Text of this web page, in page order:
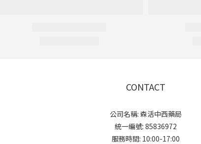
CONTACT
公司名稱: 森活中西藥局
統一編號: 85836972
服務時間: 10:00-17:00